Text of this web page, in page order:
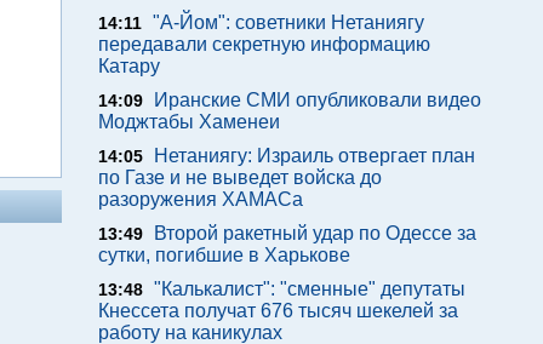
14:11 "А-Йом": советники Нетаниягу
передавали секретную информацию
Катару
14:09
Иранские СМИ опубликовали видео
Моджтабы Хаменеи
14:05
Нетаниягу: Израиль отвергает план
по Газе и не выведет войска до
разоружения ХАМАСа
13:49
Второй ракетный удар по Одессе за
сутки, погибшие в Харькове
13:48 "Калькалист": "сменные" депутаты
Кнессета получат 676 тысяч шекелей за
работу на каникулах